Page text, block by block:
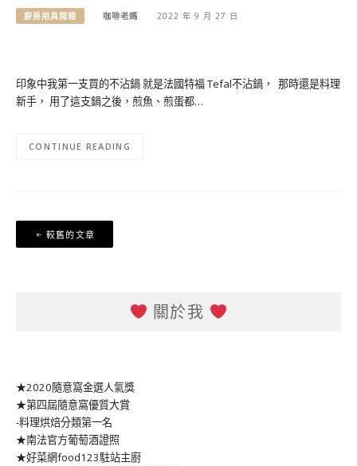
廚房用具開箱 咖啡老媽 2022 年 9 月 27 日
印象中我第一支買的不沾鍋 就是法國特福 Tefal不沾鍋， 那時還是料理
新手， 用了這支鍋之後，煎魚、煎蛋都…
CONTINUE READING
文
章
較舊的文章
關於我
★2020隨意窩金選人氣獎
★第四屆隨意窩優質大賞
-料理烘焙分類第一名
★南法官方葡萄酒證照
★好菜網food123駐站主廚